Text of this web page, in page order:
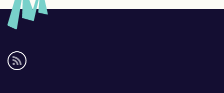
Social
media